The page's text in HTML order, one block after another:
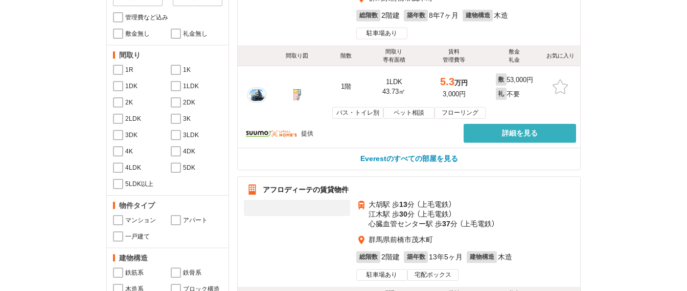
管理費など込み
敷金無し 礼金無し
間取り
1R 1K
1DK 1LDK
2K 2DK
2LDK 3K
3DK 3LDK
4K 4DK
4LDK 5DK
5LDK以上
物件タイプ
マンション アパート
一戸建て
建物構造
鉄筋系 鉄骨系
木造系 ブロック構造
総階数 2階建 築年数 8年7ヶ月 建物構造 木造
駐車場あり
間取り図 階数
間取り
専有面積
賃料
管理費等
敷金
礼金
お気に入り
1階
1LDK
43.73㎡
5.3万円
3,000円
敷 53,000円
礼 不要
バス・トイレ別 ペット相談 フローリング
提供 詳細を見る
Everestのすべての部屋を見る
アフロディーテの賃貸物件
大胡駅 歩13分 （上毛電鉄）
江木駅 歩30分 （上毛電鉄）
心臓血管センター駅 歩37分 （上毛電鉄）
群馬県前橋市茂木町
総階数 2階建 築年数 13年5ヶ月 建物構造 木造
駐車場あり 宅配ボックス